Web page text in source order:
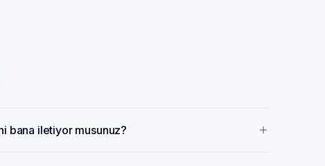
bana iletiyor musunuz?